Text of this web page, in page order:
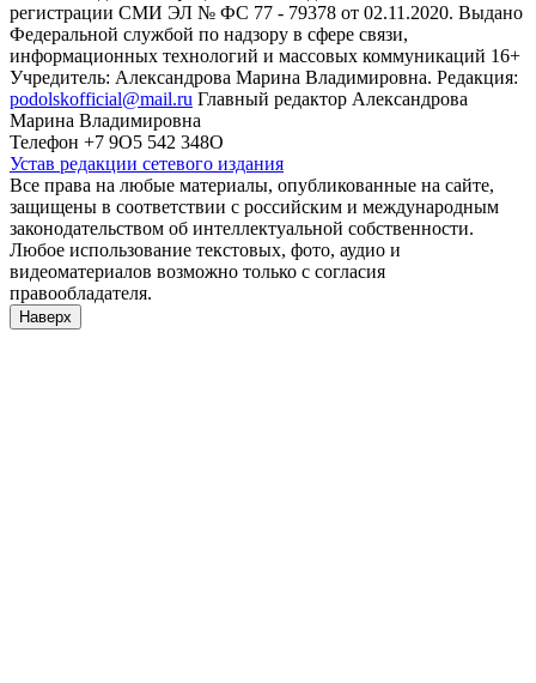
регистрации СМИ ЭЛ № ФС 77 - 79378 от 02.11.2020. Выдано
Федеральной службой по надзору в сфере связи,
информационных технологий и массовых коммуникаций 16+
Учредитель: Александрова Марина Владимировна. Редакция:
podolskofficial@mail.ru Главный редактор Александрова
Марина Владимировна
Телефон +7 9О5 542 348О
Устав редакции сетевого издания
Все права на любые материалы, опубликованные на сайте,
защищены в соответствии с российским и международным
законодательством об интеллектуальной собственности.
Любое использование текстовых, фото, аудио и
видеоматериалов возможно только с согласия
правообладателя.
Наверх